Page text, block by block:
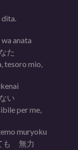
dita.
anata
た
tesoro mio,
い
per me,
muryoku
も 無力